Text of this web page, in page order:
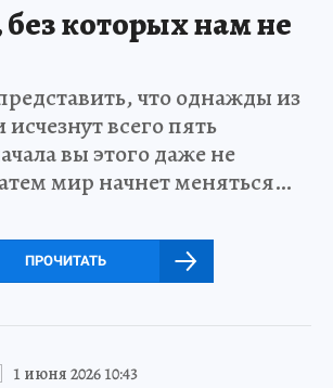
которых нам не
что однажды из
всего пять
вы этого даже не
мир начнет меняться…
ПРОЧИТАТЬ
1 июня 2026 10:43